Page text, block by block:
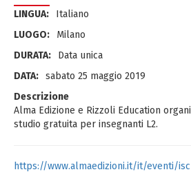
LINGUA:
Italiano
LUOGO:
Milano
DURATA:
Data unica
DATA: sabato 25 maggio 2019
Descrizione
Alma Edizione e Rizzoli Education
studio gratuita per insegnanti L2.
https://www.almaedizioni.it/it/eventi/